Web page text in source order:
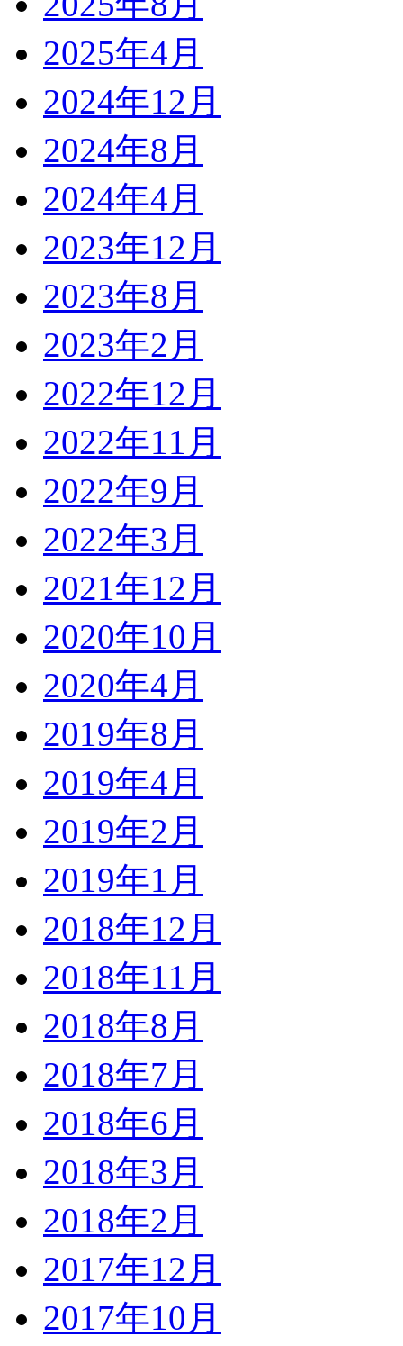
2025年4月
2024年12月
2024年8月
2024年4月
2023年12月
2023年8月
2023年2月
2022年12月
2022年11月
2022年9月
2022年3月
2021年12月
2020年10月
2020年4月
2019年8月
2019年4月
2019年2月
2019年1月
2018年12月
2018年11月
2018年8月
2018年7月
2018年6月
2018年3月
2018年2月
2017年12月
2017年10月